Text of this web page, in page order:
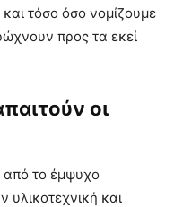
τόσο όσο νομίζουμε
προς τα εκεί
οι
από το έμψυχο
υλικοτεχνική και